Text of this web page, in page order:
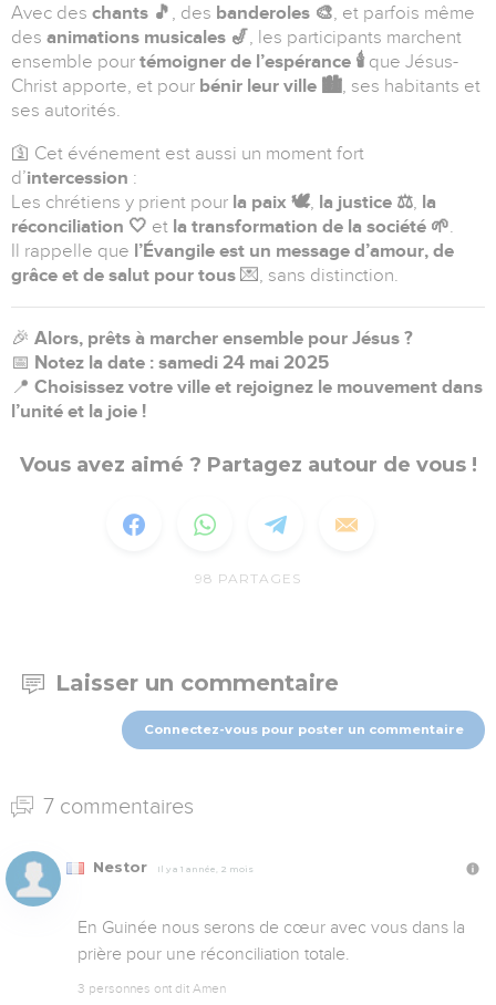
Avec des chants 🎵 , des banderoles 🎨 , et parfois même
des animations musicales 🎷 , les participants marchent
ensemble pour témoigner de l’espérance 🕯️que Jésus-
Christ apporte, et pour bénir leur ville 🏙️ , ses habitants et
ses autorités.
🛐 Cet événement est aussi un moment fort
d’intercession :
Les chrétiens y prient pour la paix 🕊️ la justice ⚖️ la
réconciliation 🤍 et la transformation de la société 🌱
Il rappelle que l’Évangile est un message d’amour, de
grâce et de salut pour tous 💌, sans distinction.
🎉 Alors, prêts à marcher ensemble pour Jésus ?
📅 Notez la date : samedi 24 mai 2025
📍 Choisissez votre ville et rejoignez le mouvement dans
l’unité et la joie !
Vous avez aimé ? Partagez autour de vous !
98 PARTAGES
Laisser un commentaire
Connectez-vous pour poster un commentaire
7 commentaires
Nestor Il y a 1 année, 2 mois
En Guinée nous serons de cœur avec vous dans la
prière pour une réconciliation totale.
3 personnes ont dit Amen